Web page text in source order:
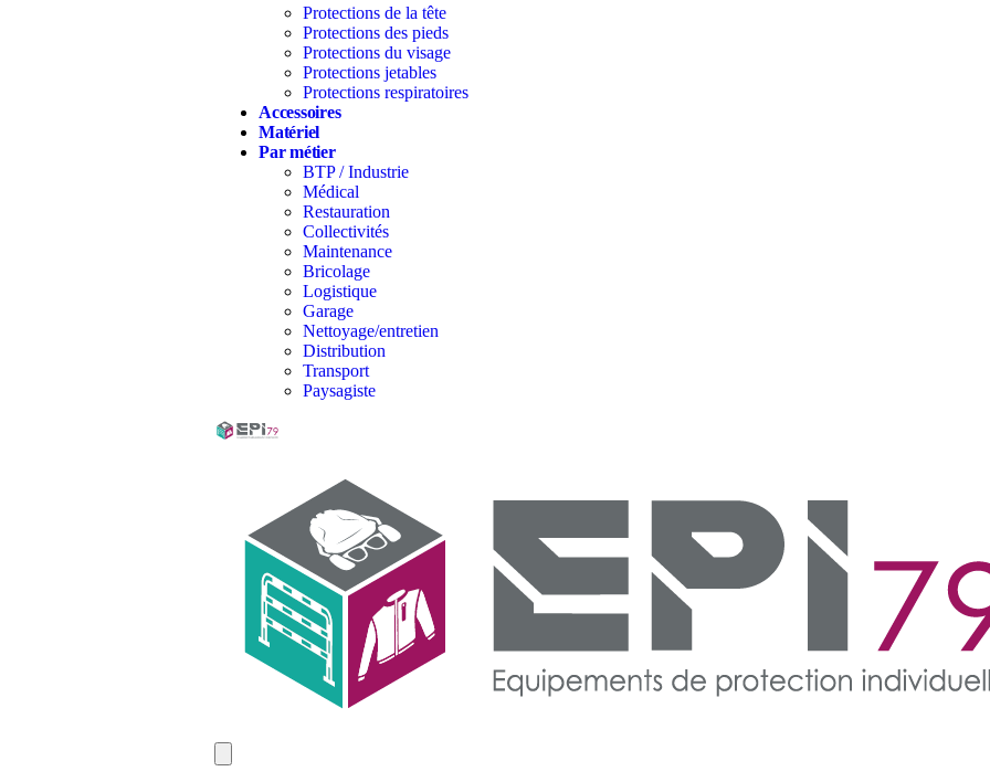
Protections de la tête
Protections des pieds
Protections du visage
Protections jetables
Protections respiratoires
Accessoires
Matériel
Par métier
BTP / Industrie
Médical
Restauration
Collectivités
Maintenance
Bricolage
Logistique
Garage
Nettoyage/entretien
Distribution
Transport
Paysagiste